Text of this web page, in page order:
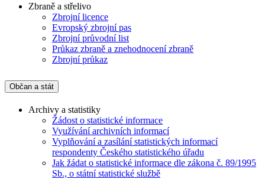
Zbraně a střelivo
Zbrojní licence
Evropský zbrojní pas
Zbrojní průvodní list
Průkaz zbraně a znehodnocení zbraně
Zbrojní průkaz
Občan a stát
Archivy a statistiky
Žádost o statistické informace
Využívání archivních informací
Vyplňování a zasílání statistických informací
respondenty Českého statistického úřadu
Jak žádat o statistické informace dle zákona č. 89/1995
Sb., o státní statistické službě